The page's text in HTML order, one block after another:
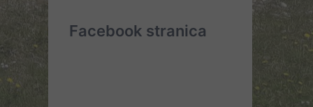
Facebook stranica